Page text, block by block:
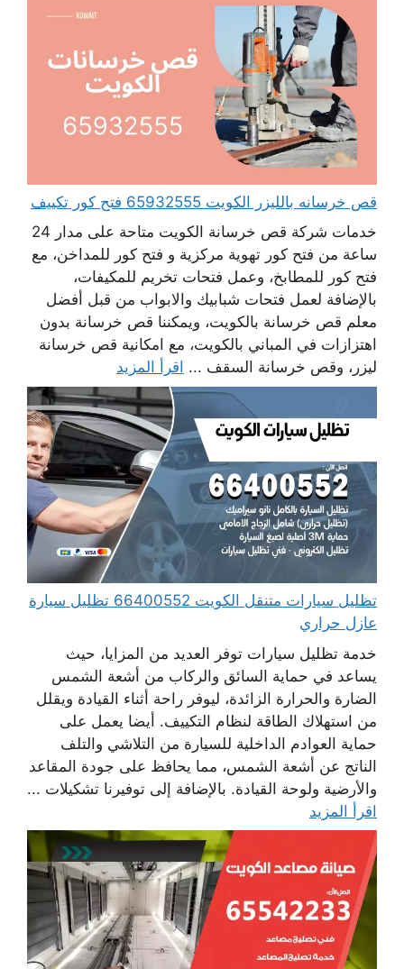
قص خرسانه بالليزر الكويت 65932555 فتح كور تكييف
خدمات شركة قص خرسانة الكويت متاحة على مدار 24
ساعة من فتح كور تهوية مركزية و فتح كور للمداخن، مع
فتح كور للمطابخ، وعمل فتحات تخريم للمكيفات،
بالإضافة لعمل فتحات شبابيك والابواب من قبل أفضل
معلم قص خرسانة بالكويت، ويمكننا قص خرسانة بدون
اهتزازات في المباني بالكويت، مع امكانية قص خرسانة
ليزر، وقص خرسانة السقف ... اقرأ المزيد
تظليل سيارات متنقل الكويت 66400552 تظليل سيارة
عازل حراري
خدمة تظليل سيارات توفر العديد من المزايا، حيث
يساعد في حماية السائق والركاب من أشعة الشمس
الضارة والحرارة الزائدة، ليوفر راحة أثناء القيادة ويقلل
من استهلاك الطاقة لنظام التكييف. أيضا يعمل على
حماية العوادم الداخلية للسيارة من التلاشي والتلف
الناتج عن أشعة الشمس، مما يحافظ على جودة المقاعد
والأرضية ولوحة القيادة. بالإضافة إلى توفيرنا تشكيلات ...
اقرأ المزيد